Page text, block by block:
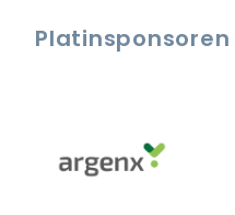
Platinsponsoren